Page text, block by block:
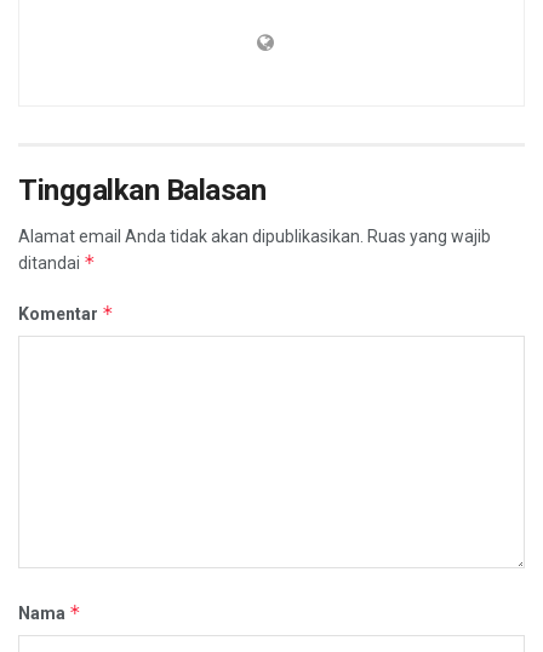
Tinggalkan Balasan
Alamat email Anda tidak akan dipublikasikan. Ruas yang wajib
ditandai *
Komentar *
Nama *